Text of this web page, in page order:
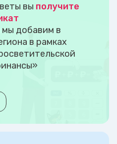
вы получите
добавим в
в рамках